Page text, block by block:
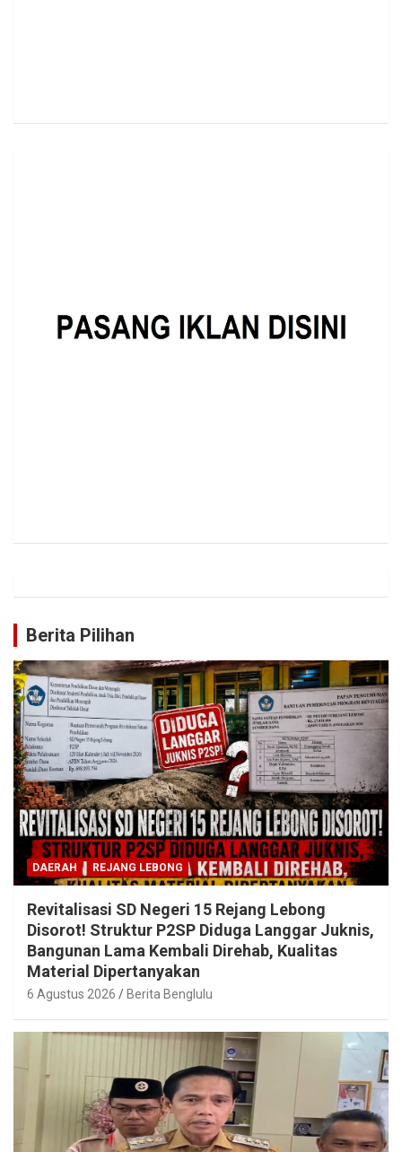
Berita Pilihan
DAERAH REJANG LEBONG
Revitalisasi SD Negeri 15 Rejang Lebong
Disorot! Struktur P2SP Diduga Langgar Juknis,
Bangunan Lama Kembali Direhab, Kualitas
Material Dipertanyakan
6 Agustus 2026 Berita Benglulu